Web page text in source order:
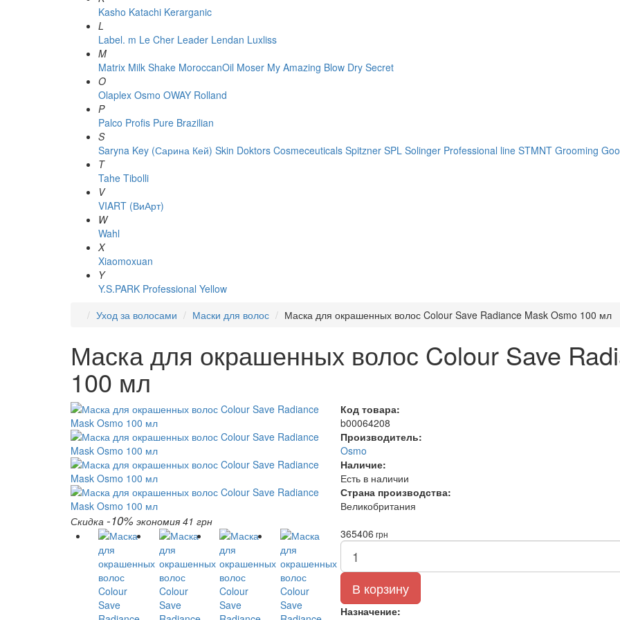
Kasho Katachi Kerarganic
L
Label. m Le Cher Leader Lendan Luxliss
M
Matrix Milk Shake MoroccanOil Moser My Amazing Blow Dry Secret
O
Olaplex Osmo OWAY Rolland
P
Palco Profis Pure Brazilian
S
Saryna Key (Сарина Кей) Skin Doktors Cosmeceuticals Spitzner SPL Solinger Professional line STMNT Grooming
T
Tahe Tibolli
V
VIART (ВиАрт)
W
Wahl
X
Xiaomoxuan
Y
Y.S.PARK Professional Yellow
Уход за волосами
Маски для волос Маска для окрашенных волос Colour Save Radiance Mask Osmo 100 мл
Маска для окрашенных волос Colour Save
100 мл
Скидка -10% экономия 41 грн
Код товара:
b00064208
Производитель:
Osmo
Наличие:
Есть в наличии
Страна производства:
Великобритания
365406 грн
В корзину
Назначение: